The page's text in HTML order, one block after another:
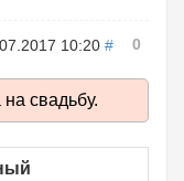
10:20 # 0
свадьбу.